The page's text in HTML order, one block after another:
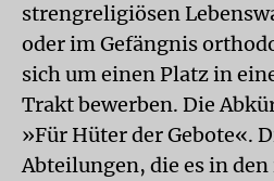
strengreligiösen
oder im Gefängnis
sich um einen Platz in
Trakt bewerben. Die
»Für Hüter der Gebote«.
Abteilungen, die es in